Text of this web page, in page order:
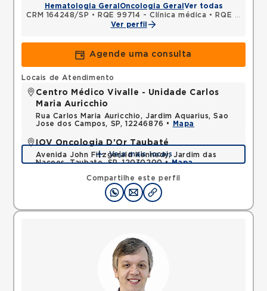
Hematologia Geral Oncologia Geral Ver todas
CRM 164248/SP • RQE 99714 - Clínica médica •
RQE 99715 - Oncologia clínica
Ver perfil
Agende uma consulta
Compartilhe este perfil
Locais de Atendimento
Centro Médico Vivalle - Unidade Carlos
Maria Auricchio
Rua Carlos Maria Auricchio, Jardim Aquarius, Sao
Jose dos Campos, SP, 12246876 •
Mapa
IOV Oncologia D'Or Taubaté
Avenida John Fitzgerald Kennedy, Jardim das
Nacoes, Taubate, SP, 12030200 •Mapa
Veja mais locais